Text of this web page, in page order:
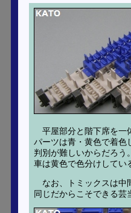
平屋部分と階下席を一
パーツは青・黄色で着色
判別が難しいからだろう
車は黄色で色分けしてい
なお、トミックスは中
同じだからこそできる芸